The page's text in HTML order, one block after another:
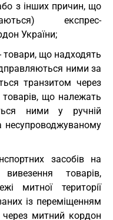
з інших причин, що
експрес-
України;
товари, що надходять
ними за
транзитом через
товарів, що належать
ними у ручній
несупроводжуваному
засобів на
товарів,
митної території
із переміщенням
через митний кордон